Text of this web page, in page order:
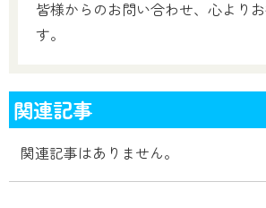
皆様からのお問い合わせ、心より
す。
関連記事
関連記事はありません。